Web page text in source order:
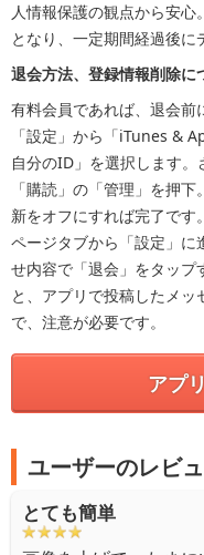
人情報保護の観点から安
となり、一定期間経過後に
退会方法、登録情報削除に
有料会員であれば、退会前
「設定」から「iTunes &
自分のID」を選択します。
「購読」の「管理」を押
新をオフにすれば完了です
ページタブから「設定」に
せ内容で「退会」をタップ
と、アプリで投稿したメ
で、注意が必要です。
アプ
ユーザーのレビ
とても簡単